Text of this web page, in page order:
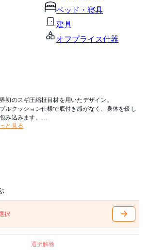
ベッド・寝具
建具
オフプライス什器
初のスギ圧縮柾目材を用いたデザイン。
ルクッション仕様で底付き感がなく、身体を優し
み込みます。
と見る
択
選択解除